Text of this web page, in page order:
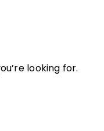
looking for.